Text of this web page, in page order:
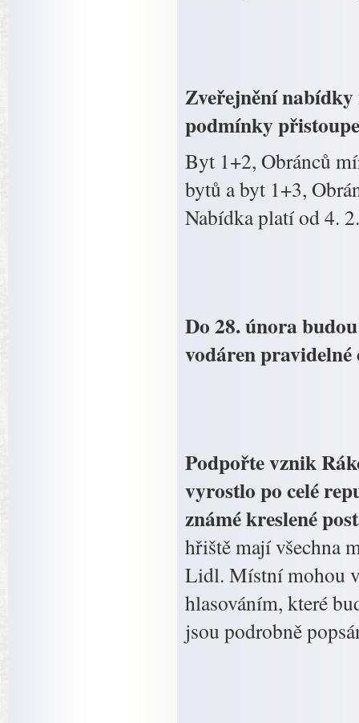
Zveřejnění nabídky
podmínky
Byt 1+2, Obránců
bytů a byt 1+3,
Nabídka platí od 4.
Do 28. února
vodáren
Podpořte vznik
vyrostlo po celé
známé kreslené
hřiště mají všechna
Lidl. Místní mohou
hlasováním, které
jsou podrobně